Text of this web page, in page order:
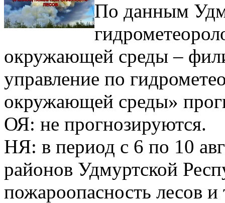
По данным
окружающей среды –
управление по
окружающей среды»
ОЯ: не прогнозируются.
НЯ: в период с 6 по 10
районов Удмуртской
пожароопасность лесов